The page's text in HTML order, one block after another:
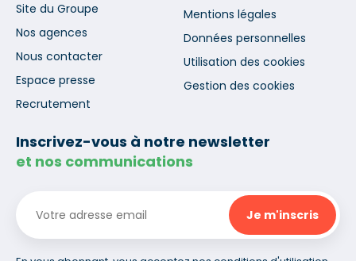
Site du Groupe
Nos agences
Nous contacter
Espace presse
Recrutement
Mentions légales
Données personnelles
Utilisation des cookies
Gestion des cookies
Inscrivez-vous à notre newsletter
et nos communications